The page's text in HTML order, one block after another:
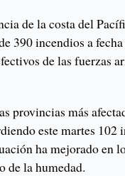
de la costa del
390 incendios a
de las fuerzas
provincias más
este martes 102
ha mejorado en
de la humedad.